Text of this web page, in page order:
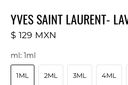
YVES SAINT LAURENT-
$ 129 MXN
ml:1ml
1ML 2ML 3ML 4ML